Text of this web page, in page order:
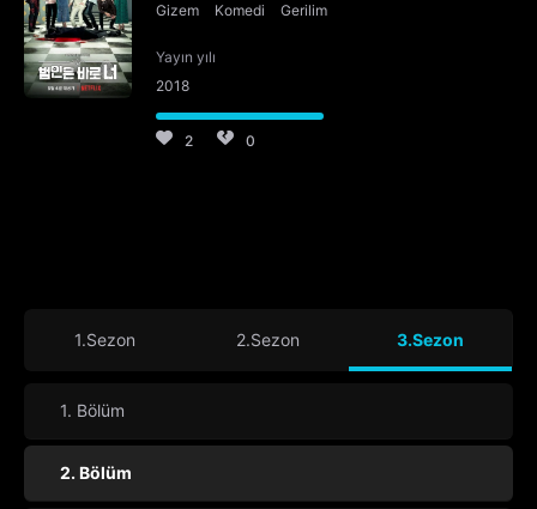
Gizem Komedi Gerilim
Yayın yılı
2018
2 0
1.Sezon 2.Sezon 3.Sezon
1. Bölüm
2. Bölüm